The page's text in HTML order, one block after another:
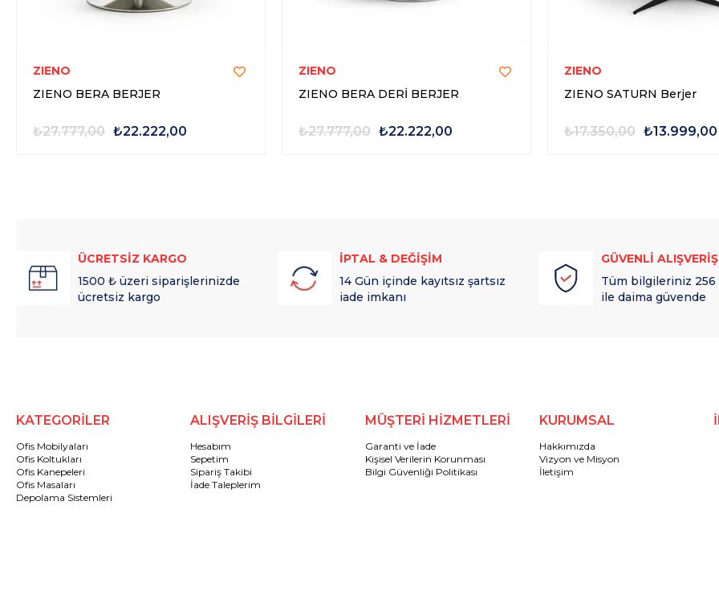
ZIENO
ZIENO BERA BERJER
₺22.222,00
₺27.777,00
ZIENO
ZIENO BERA DERİ BERJER
₺22.222,00
₺27.777,00
ZIENO
ZIENO SATURN Berjer
₺13.999,00
₺17.350,00
ÜCRETSİZ KARGO
1500 ₺ üzeri siparişlerinizde
ücretsiz kargo
İPTAL & DEĞİŞİM
14 Gün içinde kayıtsız şartsız
iade imkanı
GÜVENLİ ALIŞVERİŞ
Tüm bilgileriniz 256
ile daima güvende
KATEGORİLER
Ofis Mobilyaları
Ofis Koltukları
Ofis Kanepeleri
Ofis Masaları
Depolama Sistemleri
ALIŞVERİŞ BİLGİLERİ
Hesabım
Sepetim
Sipariş Takibi
İade Taleplerim
MÜŞTERİ HİZMETLERİ
Garanti ve İade
Kişisel Verilerin Korunması
Bilgi Güvenliği Politikası
KURUMSAL
Hakkımızda
Vizyon ve Misyon
İletişim